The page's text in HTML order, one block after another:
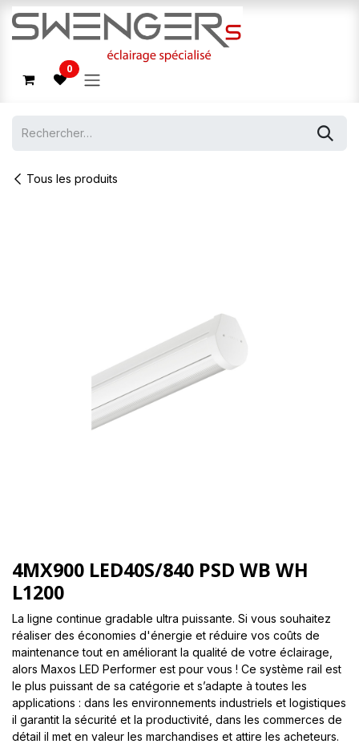
Se rendre au contenu
0
Tous les produits
4MX900 LED40S/840 PSD WB WH
L1200
La ligne continue gradable ultra puissante. Si vous souhaitez
réaliser des économies d'énergie et réduire vos coûts de
maintenance tout en améliorant la qualité de votre éclairage,
alors Maxos LED Performer est pour vous ! Ce système rail est
le plus puissant de sa catégorie et s’adapte à toutes les
applications : dans les environnements industriels et logistiques
il garantit la sécurité et la productivité, dans les commerces de
détail il met en valeur les marchandises et attire les acheteurs.